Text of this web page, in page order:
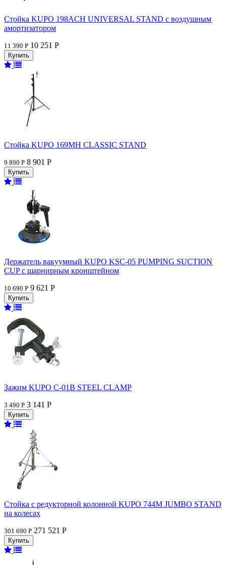
Стойка KUPO 198ACH UNIVERSAL STAND с воздушным
амортизатором
11 390 Р 10 251 Р
Стойка KUPO 169MH CLASSIC STAND
9 890 Р 8 901 Р
Держатель вакуумный KUPO KSC-05 PUMPING SUCTION
CUP с шарнирным кронштейном
10 690 Р 9 621 Р
Зажим KUPO C-01B STEEL CLAMP
3 490 Р 3 141 Р
Стойка с редукторной колонной KUPO 744M JUMBO STAND
на колесах
301 690 Р 271 521 Р